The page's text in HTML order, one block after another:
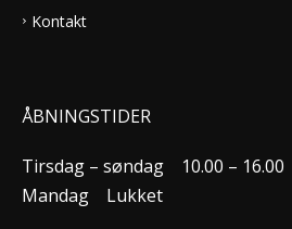
Kontakt
ÅBNINGSTIDER
Tirsdag – søndag
10.00 – 16.00
Mandag
Lukket